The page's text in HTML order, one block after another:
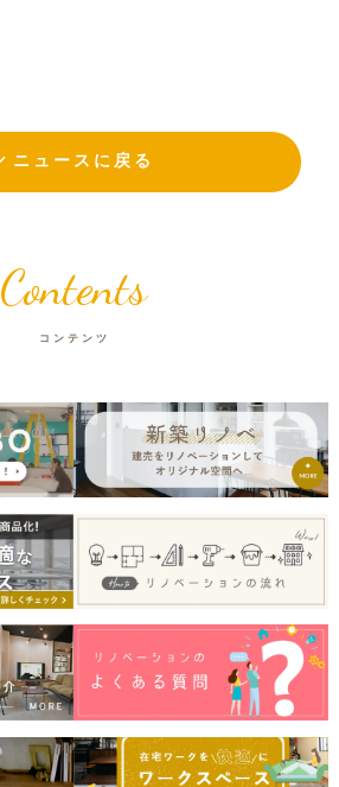
ニュースに戻る
Contents
コンテンツ